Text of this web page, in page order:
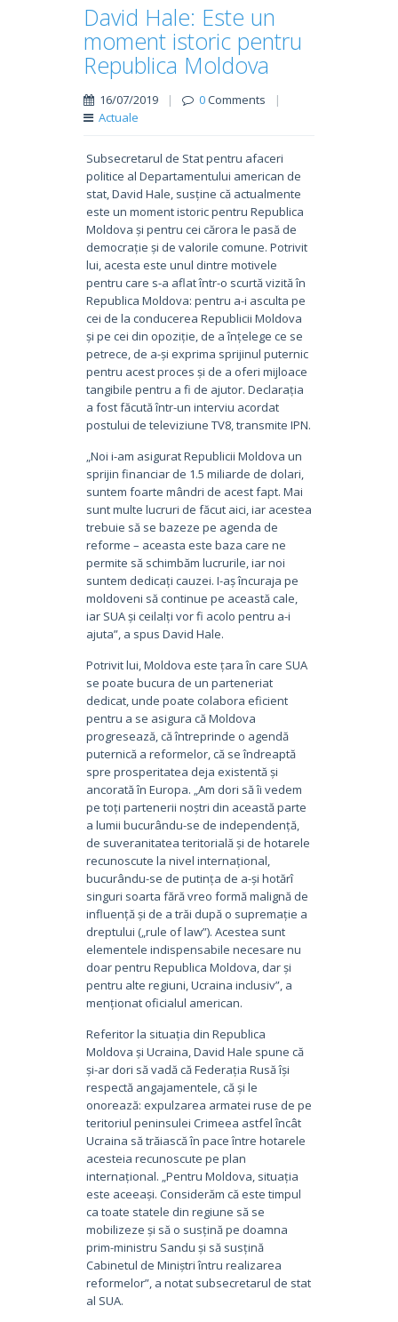
David Hale: Este un
moment istoric pentru
Republica Moldova
16/07/2019 | 0Comments
|
Actuale
Subsecretarul de Stat pentru afaceri
politice al Departamentului american de
stat, David Hale, susține că actualmente
este un moment istoric pentru Republica
Moldova și pentru cei cărora le pasă de
democrație și de valorile comune. Potrivit
lui, acesta este unul dintre motivele
pentru care s-a aflat într-o scurtă vizită în
Republica Moldova: pentru a-i asculta pe
cei de la conducerea Republicii Moldova
și pe cei din opoziție, de a înțelege ce se
petrece, de a-și exprima sprijinul puternic
pentru acest proces și de a oferi mijloace
tangibile pentru a fi de ajutor. Declarația
a fost făcută într-un interviu acordat
postului de televiziune TV8, transmite IPN.
„Noi i-am asigurat Republicii Moldova un
sprijin financiar de 1.5 miliarde de dolari,
suntem foarte mândri de acest fapt. Mai
sunt multe lucruri de făcut aici, iar acestea
trebuie să se bazeze pe agenda de
reforme – aceasta este baza care ne
permite să schimbăm lucrurile, iar noi
suntem dedicați cauzei. I-aș încuraja pe
moldoveni să continue pe această cale,
iar SUA și ceilalți vor fi acolo pentru a-i
ajuta”, a spus David Hale.
Potrivit lui, Moldova este țara în care SUA
se poate bucura de un parteneriat
dedicat, unde poate colabora eficient
pentru a se asigura că Moldova
progresează, că întreprinde o agendă
puternică a reformelor, că se îndreaptă
spre prosperitatea deja existentă și
ancorată în Europa. „Am dori să îi vedem
pe toți partenerii noștri din această parte
a lumii bucurându-se de independență,
de suveranitatea teritorială și de hotarele
recunoscute la nivel internațional,
bucurându-se de putința de a-și hotărî
singuri soarta fără vreo formă malignă de
influență și de a trăi după o supremație a
dreptului („rule of law”). Acestea sunt
elementele indispensabile necesare nu
doar pentru Republica Moldova, dar și
pentru alte regiuni, Ucraina inclusiv”, a
menționat oficialul american.
Referitor la situația din Republica
Moldova și Ucraina, David Hale spune că
și-ar dori să vadă că Federația Rusă își
respectă angajamentele, că și le
onorează: expulzarea armatei ruse de pe
teritoriul peninsulei Crimeea astfel încât
Ucraina să trăiască în pace între hotarele
acesteia recunoscute pe plan
internațional. „Pentru Moldova, situația
este aceeași. Considerăm că este timpul
ca toate statele din regiune să se
mobilizeze și să o susțină pe doamna
prim-ministru Sandu și să susțină
Cabinetul de Miniștri întru realizarea
reformelor”, a notat subsecretarul de stat
al SUA.